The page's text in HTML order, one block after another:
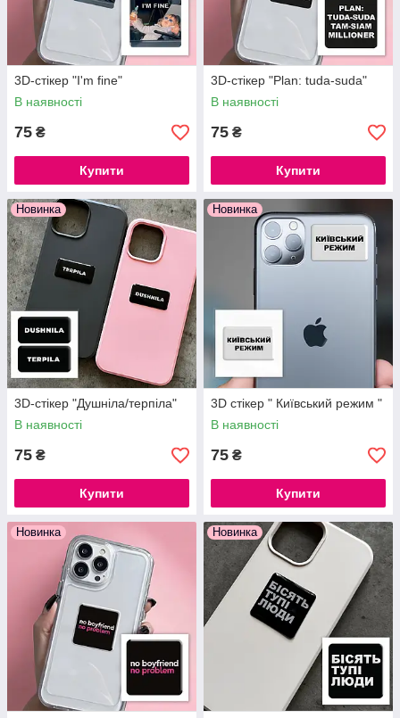
3D-стікер "I'm fine"
В наявності
75 ₴
Купити
3D-стікер "Plan: tuda-suda"
В наявності
75 ₴
Купити
Новинка
3D-стікер "Душніла/терпіла"
В наявності
75 ₴
Купити
Новинка
3D стікер " Київський режим "
В наявності
75 ₴
Купити
Новинка Новинка